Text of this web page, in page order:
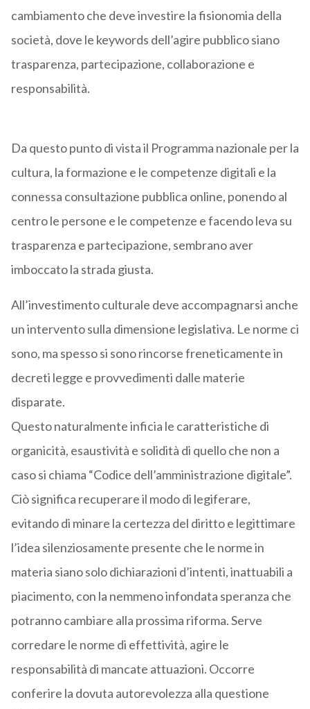
cambiamento che deve investire la fisionomia della
società, dove le keywords dell’agire pubblico siano
trasparenza, partecipazione, collaborazione e
responsabilità.
Da questo punto di vista il Programma nazionale per la
cultura, la formazione e le competenze digitali e la
connessa consultazione pubblica online, ponendo al
centro le persone e le competenze e facendo leva su
trasparenza e partecipazione, sembrano aver
imboccato la strada giusta.
All’investimento culturale deve accompagnarsi anche
un intervento sulla dimensione legislativa. Le norme ci
sono, ma spesso si sono rincorse freneticamente in
decreti legge e provvedimenti dalle materie
disparate.
Questo naturalmente inficia le caratteristiche di
organicità, esaustività e solidità di quello che non a
caso si chiama “Codice dell’amministrazione digitale”.
Ciò significa recuperare il modo di legiferare,
evitando di minare la certezza del diritto e legittimare
l’idea silenziosamente presente che le norme in
materia siano solo dichiarazioni d’intenti, inattuabili a
piacimento, con la nemmeno infondata speranza che
potranno cambiare alla prossima riforma. Serve
corredare le norme di effettività, agire le
responsabilità di mancate attuazioni. Occorre
conferire la dovuta autorevolezza alla questione